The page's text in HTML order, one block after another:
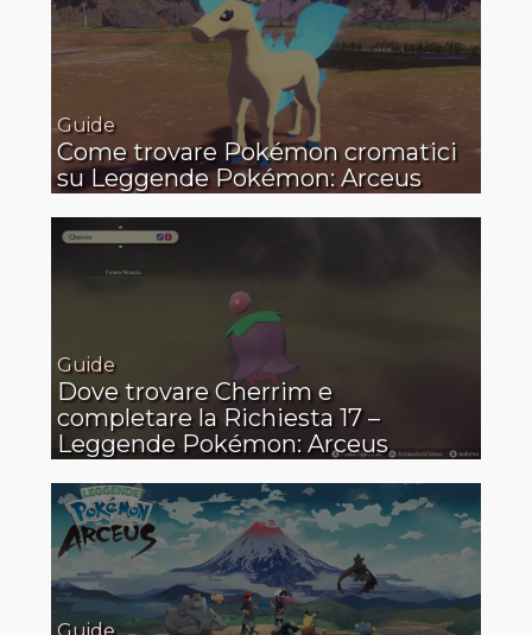
Guide
Come trovare Pokémon cromatici
su Leggende Pokémon: Arceus
Guide
Dove trovare Cherrim e
completare la Richiesta 17 –
Leggende Pokémon: Arceus